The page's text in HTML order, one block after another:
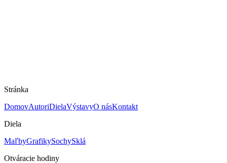
Stránka
DomovAutoriDielaVýstavyO násKontakt
Diela
MaľbyGrafikySochySklá
Otváracie hodiny